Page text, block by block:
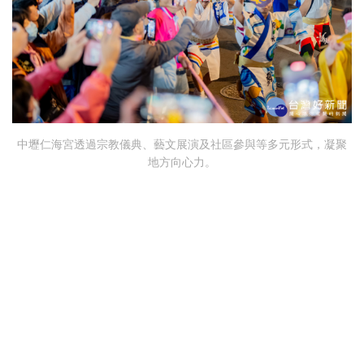
中壢仁海宮透過宗教儀典、藝文展演及社區參與等多元形式，凝聚
地方向心力。